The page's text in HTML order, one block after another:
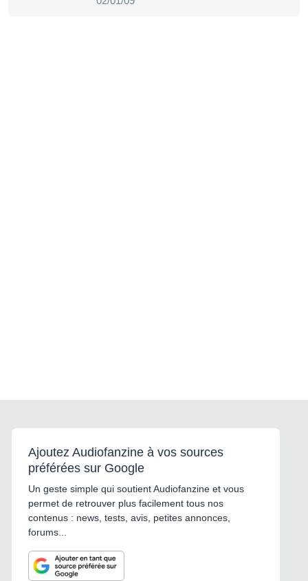
Ajoutez Audiofanzine à vos sources
préférées sur Google
Un geste simple qui soutient Audiofanzine et vous
permet de retrouver plus facilement tous nos
contenus : news, tests, avis, petites annonces,
forums...